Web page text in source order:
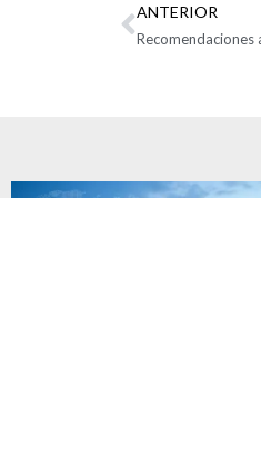
ANTERIOR
Recomendaciones